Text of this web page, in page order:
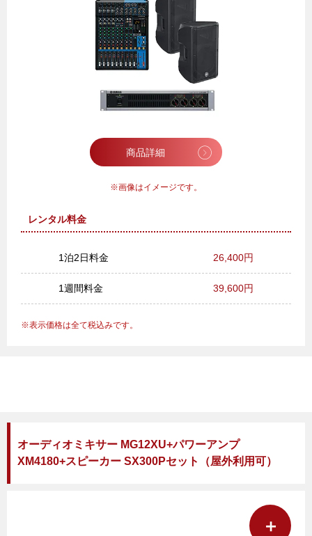
商品詳細
画像はイメージです。
レンタル料金
1泊2日料金 26,400円
1週間料金 39,600円
表示価格は全て税込みです。
オーディオミキサー MG12XU+パワーアンプ
XM4180+スピーカー SX300Pセット（屋外利用可）
＋